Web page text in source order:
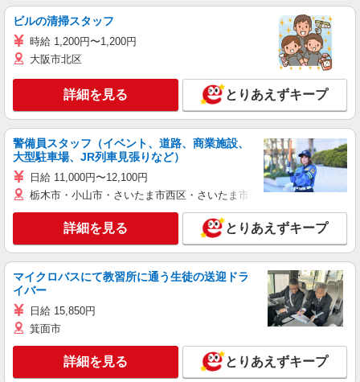
ビルの清掃スタッフ
時給 1,200円〜1,200円
大阪市北区
詳細を見る とりあえずキープ
警備員スタッフ（イベント、道路、商業施設、
大型駐車場、JR列車見張りなど）
日給 11,000円〜12,100円
栃木市・小山市・さいたま市西区・さいたま市岩槻区・久喜市・蓮田
詳細を見る とりあえずキープ
マイクロバスにて教習所に通う生徒の送迎ドラ
イバー
日給 15,850円
箕面市
詳細を見る とりあえずキープ